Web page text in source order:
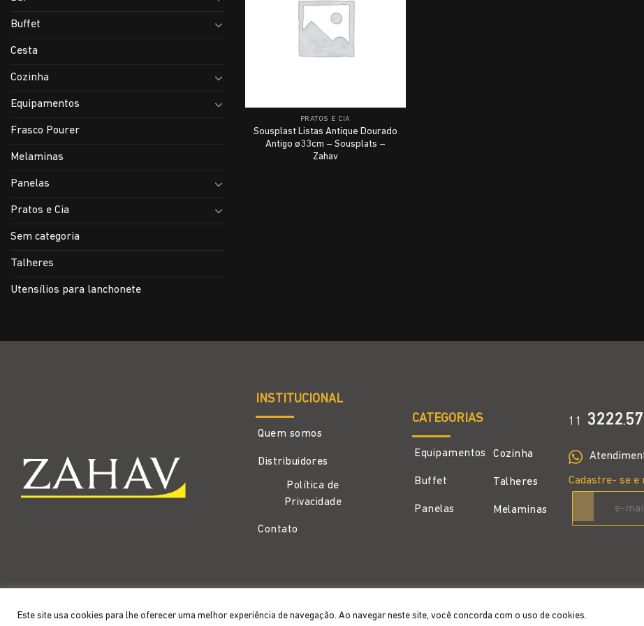
Este site usa cookies para lhe oferecer uma melhor experiência de navegação. Ao navegar neste site, você concorda com o uso de cookies.
Buffet
Cesta
Cozinha
Equipamentos
Frasco Pourer
Melaminas
Panelas
Pratos e Cia
Sem categoria
Talheres
Utensílios para lanchonete
PRATOS E CIA
Sousplast Listas Antique Dourado
Antigo ø33cm – Sousplats –
Zahav
INSTITUCIONAL
Quem somos
Distribuidores
Política de
Privacidade
Contato
CATEGORIAS
Equipamentos
Buffet
Panelas
Cozinha
Talheres
Melaminas
11 3222.
Cadastre- se e
Copyright 2026 ©Zahav- Todos os direitos reservados